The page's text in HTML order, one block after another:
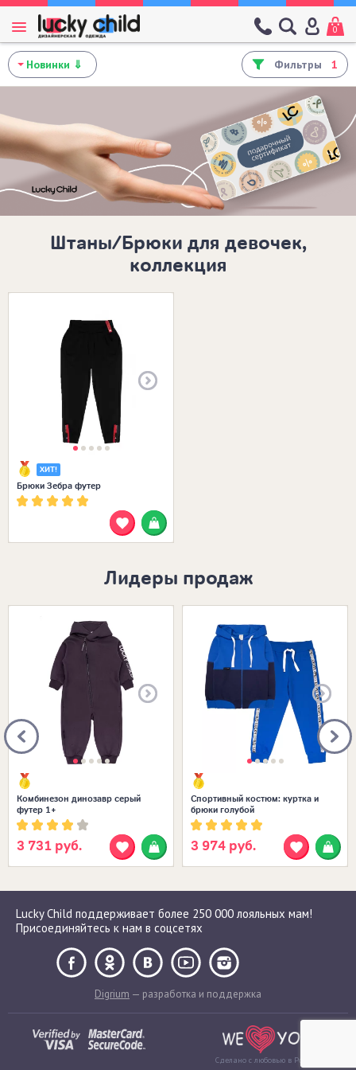
0
Фильтры 1
Штаны/Брюки для девочек,
коллекция
ХИТ!
Брюки Зебра футер
Лидеры продаж
Размеры в наличии: Размеры в наличии:
Комбинезон динозавр серый
футер 1+
3 731 руб.
Спортивный костюм: куртка и
брюки голубой
3 974 руб.
Lucky Child поддерживает более 250 000 лояльных мам!
Присоединяйтесь к нам в соцсетях
Digrium — разработка и поддержка
Сделано с любовью в России